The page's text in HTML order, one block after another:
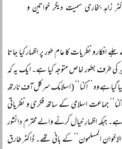
زاہد بخاری سمیت دیگر خواتین و
و نظریات کا عام طور پر اظہار کیا جاتا
طرف بطور خاص متوجہ کیا ہے۔ ایک یہ کہ
گیا ہے وہ ’’اکنا‘‘ (اسلامک سرکل آف نارتھ
جماعت اسلامی کے ساتھ فکری و نظریاتی
جبکہ اظہارِ خیال کرنے والے محترم دانشور
المسلمون‘‘ کے بانی تھے۔ ڈاکٹر طارق